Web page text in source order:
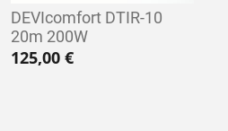
DEVIcomfort DTIR-10
20m 200W
125,00 €